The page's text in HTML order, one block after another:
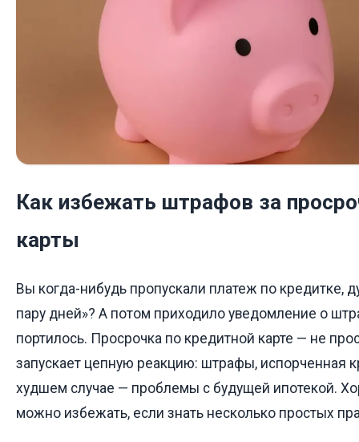
Как избежать штрафов за
карты
Вы когда-нибудь пропускали платеж по кредитке,
пару дней»? А потом приходило уведомление о
портилось. Просрочка по кредитной карте — не
запускает цепную реакцию: штрафы, испорченная
худшем случае — проблемы с будущей ипотекой.
можно избежать, если знать несколько простых